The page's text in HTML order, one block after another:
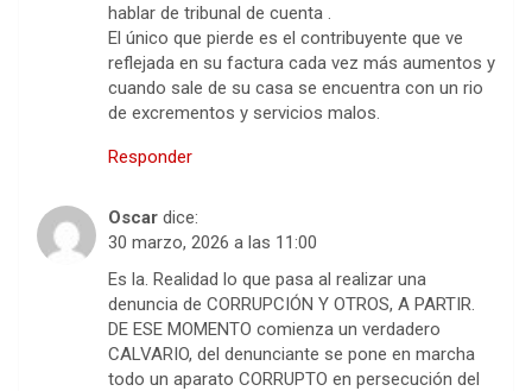
hablar de tribunal de cuenta .
El único que pierde es el contribuyente que ve
reflejada en su factura cada vez más aumentos y
cuando sale de su casa se encuentra con un rio
de excrementos y servicios malos.
Responder
Oscar dice:
30 marzo, 2026 a las 11:00
Es la. Realidad lo que pasa al realizar una
denuncia de CORRUPCIÓN Y OTROS, A PARTIR.
DE ESE MOMENTO comienza un verdadero
CALVARIO, del denunciante se pone en marcha
todo un aparato CORRUPTO en persecución del